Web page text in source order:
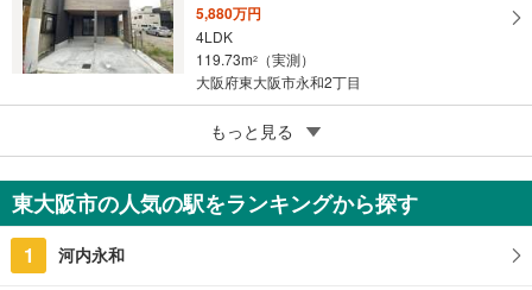
5,880万円
4LDK
119.73m2
（実測）
大阪府東大阪市永和2丁目
成約でもらえる
東大阪市善根寺町1丁目
3,780万円
4LDK
もっと見る
東大阪市の人気の駅をランキングから探す
1 河内永和